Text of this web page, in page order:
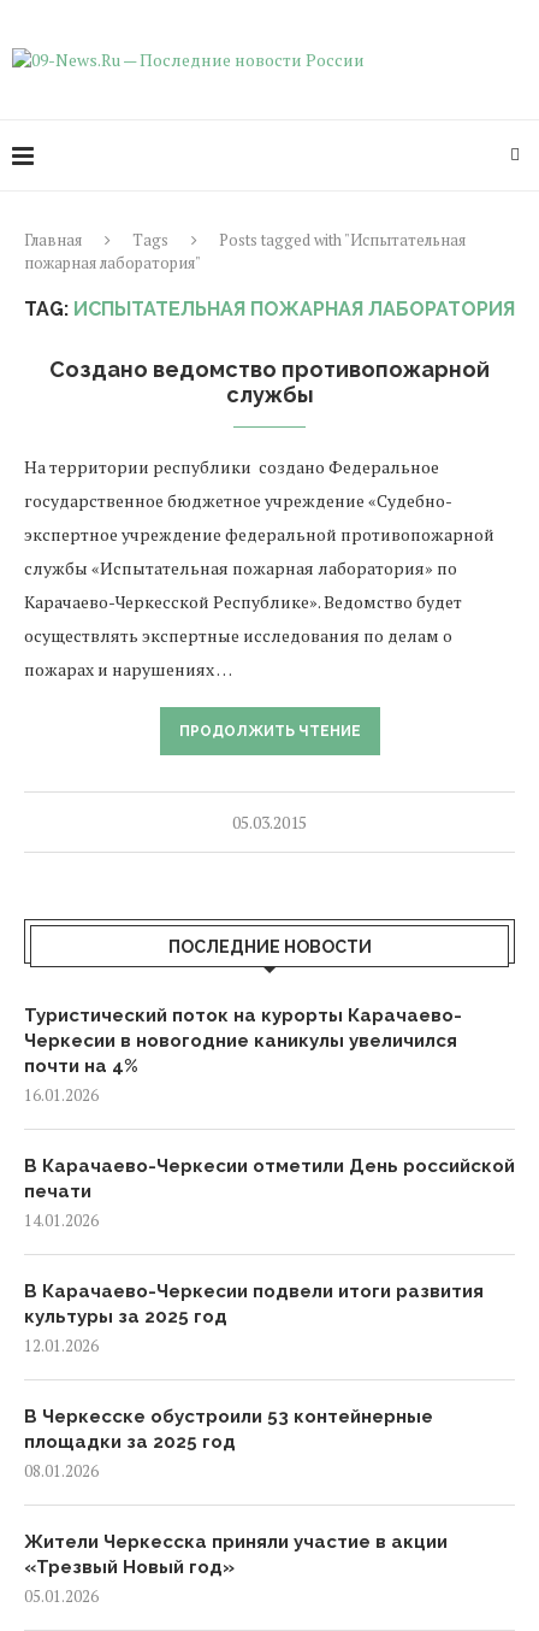
Главная Tags
Posts tagged with "Испытательная
пожарная лаборатория"
TAG: ИСПЫТАТЕЛЬНАЯ ПОЖАРНАЯ ЛАБОРАТОРИЯ
Создано ведомство противопожарной
службы
На территории республики создано Федеральное
государственное бюджетное учреждение «Судебно-
экспертное учреждение федеральной противопожарной
службы «Испытательная пожарная лаборатория» по
Карачаево-Черкесской Республике». Ведомство будет
осуществлять экспертные исследования по делам о
пожарах и нарушениях …
ПРОДОЛЖИТЬ ЧТЕНИЕ
05.03.2015
ПОСЛЕДНИЕ НОВОСТИ
Туристический поток на курорты Карачаево-
Черкесии в новогодние каникулы увеличился
почти на 4%
16.01.2026
В Карачаево-Черкесии отметили День российской
печати
14.01.2026
В Карачаево-Черкесии подвели итоги развития
культуры за 2025 год
12.01.2026
В Черкесске обустроили 53 контейнерные
площадки за 2025 год
08.01.2026
Жители Черкесска приняли участие в акции
«Трезвый Новый год»
05.01.2026